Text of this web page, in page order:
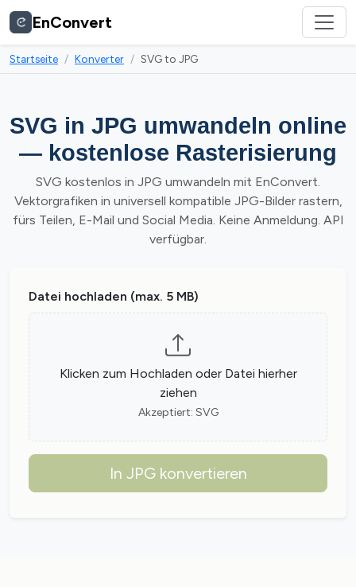
EnConvert
Startseite Konverter SVG to JPG
SVG in JPG umwandeln online
— kostenlose Rasterisierung
SVG kostenlos in JPG umwandeln mit EnConvert.
Vektorgrafiken in universell kompatible JPG-Bilder rastern,
fürs Teilen, E-Mail und Social Media. Keine Anmeldung. API
verfügbar.
Datei hochladen (max. 5 MB)
Klicken zum Hochladen oder Datei hierher
ziehen
Akzeptiert: SVG
In JPG konvertieren